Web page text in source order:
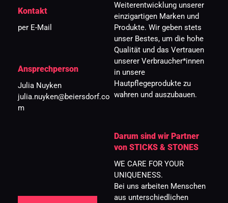
Kontakt
per E-Mail
Ansprechperson
Julia Nuyken
julia.nuyken@beiersdorf.co
m
Weiterentwicklung unserer
einzigartigen Marken und
Produkte. Wir geben stets
unser Bestes, um die hohe
Qualität und das Vertrauen
unserer Verbraucher*innen
in unsere
Hautpflegeprodukte zu
wahren und auszubauen.
Darum sind wir Partner
von STICKS & STONES
WE CARE FOR YOUR
UNIQUENESS.
Bei uns arbeiten Menschen
aus unterschiedlichen